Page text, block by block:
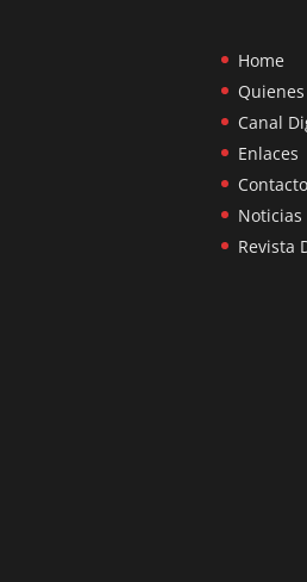
Home
Canal
Enlaces
Contacto
Noticias
Revista